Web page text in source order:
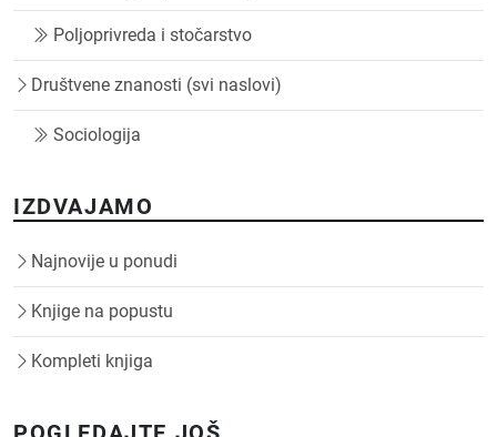
Poljoprivreda i stočarstvo
Društvene znanosti (svi naslovi)
Sociologija
IZDVAJAMO
Najnovije u ponudi
Knjige na popustu
Kompleti knjiga